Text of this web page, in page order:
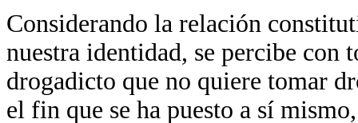
Considerando la relación
nuestra identidad, se percibe con
drogadicto que no quiere tomar
el fin que se ha puesto a sí